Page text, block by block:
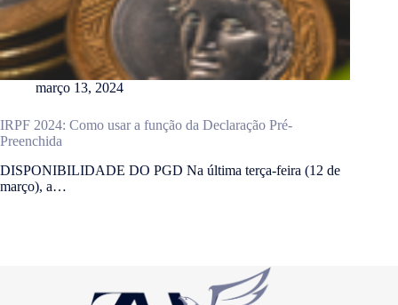
março 13, 2024
IRPF 2024: Como usar a função da Declaração Pré-
Preenchida
DISPONIBILIDADE DO PGD Na última terça-feira (12 de
março), a…